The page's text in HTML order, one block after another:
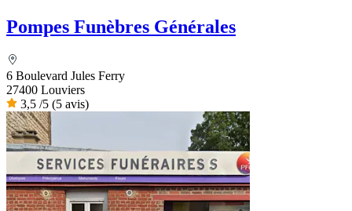
Pompes Funèbres Générales
6 Boulevard Jules Ferry
27400 Louviers
3,5 /5 (5 avis)